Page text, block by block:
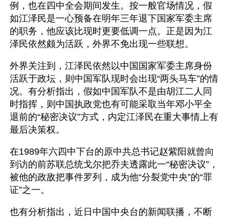
例，也在四中全会期间发生。按一般官场情况，假
如江泽民是一心预备在明年三年退下国家军委主席
的职务，他应该比现时更要低调一点。正是因为江
泽民依然颇为活跃，外界不免出现一些联想。
外界关注到，江泽民依然以中国国家军委主席身份
活跃于政坛，则中国军队现时会出现“两头马车”的情
况。有分析指出，假如中国军队不是由胡江二人同
时指挥，则中国执政党也有可能采取当年邓小平全
退前的“秘密决议”方式，内定江泽民在重大事情上有
最后决策权。
在1989年六四中下台的原中共总书记赵紫阳就曾向
到访的前苏联总统戈尔把乔夫透露此一“秘密决议”，
被他的政敌把事件罗列，成为他“分裂党中央”的“罪
证”之一。
也有分析指出，近日中国中央台的新闻联播，不断